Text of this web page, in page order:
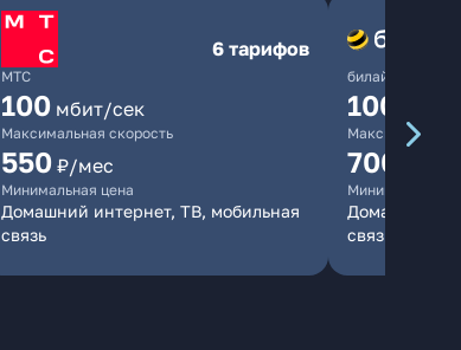
МТС
6 тарифов
100 мбит/сек
Максимальная скорость
550 ₽/мес
Минимальная цена
Домашний интернет, ТВ, мобильная
связь
билайн
1000
Максимальная
700
Минимальная
Домашний
связь